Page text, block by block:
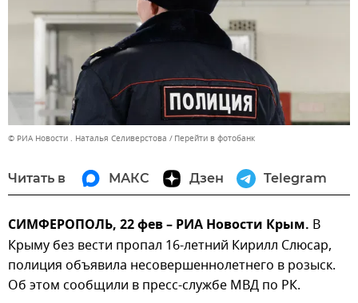
© РИА Новости . Наталья Селиверстова Перейти в фотобанк
Читать в МАКС Дзен Telegram
СИМФЕРОПОЛЬ, 22 фев – РИА Новости Крым. В
Крыму без вести пропал 16-летний Кирилл Слюсар,
полиция объявила несовершеннолетнего в розыск.
Об этом сообщили в пресс-службе МВД по РК.